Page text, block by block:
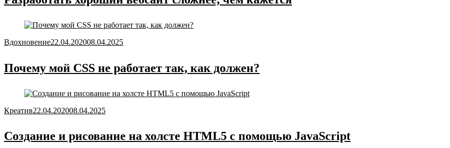
Вдохновение22.04.202008.04.2025
Почему мой CSS не работает так, как должен?
Креатив22.04.202008.04.2025
Создание и рисование на холсте HTML5 с помощью JavaScript